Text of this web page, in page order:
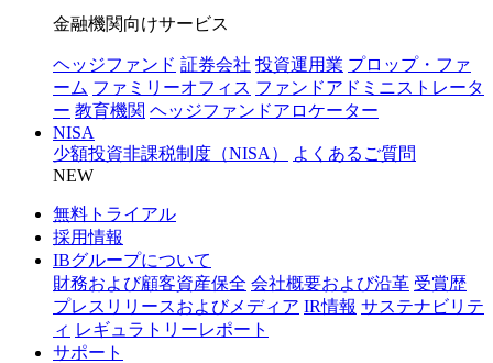
金融機関向けサービス
ヘッジファンド 証券会社 投資運用業 プロップ・ファ
ーム ファミリーオフィス ファンドアドミニストレータ
ー 教育機関 ヘッジファンドアロケーター
NISA
少額投資非課税制度（NISA）
よくあるご質問
NEW
無料トライアル
採用情報
IBグループについて
財務および顧客資産保全 会社概要および沿革 受賞歴
プレスリリースおよびメディア IR情報 サステナビリテ
ィ レギュラトリーレポート
サポート